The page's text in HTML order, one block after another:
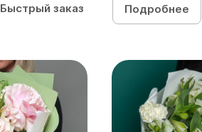
Быстрый заказ Подробнее